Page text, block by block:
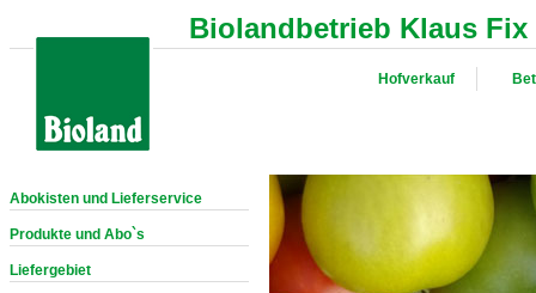
Biolandbetrieb Klaus Fix
Hofverkauf
Abokisten und Lieferservice
Produkte und Abo`s
Liefergebiet